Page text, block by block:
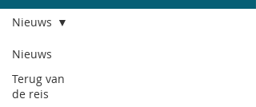
Nieuws
Terug van
de reis
Nieuws